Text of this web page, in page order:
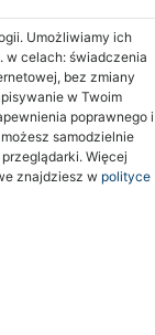
Umożliwiamy ich
w celach: świadczenia
bez zmiany
w Twoim
poprawnego i
samodzielnie
Więcej
znajdziesz w polityce